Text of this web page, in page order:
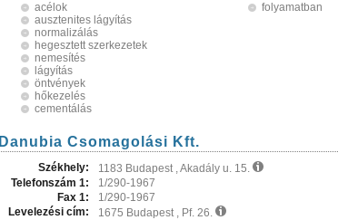
acélok
ausztenites lágyítás
normalizálás
hegesztett szerkezetek
nemesítés
lágyítás
öntvények
hőkezelés
cementálás
folyamatban
Danubia Csomagolási Kft.
Székhely:
1183 Budapest , Akadály u. 15.
Telefonszám 1:
1/290-1967
Fax 1:
1/290-1967
Levelezési cím:
1675 Budapest , Pf. 26.